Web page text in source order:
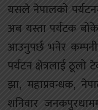
यसले नेपालको
अब यस्ता पर्यटक
आउनुपर्छ भनेर
पर्यटन क्षेत्रलाई ठूलो
झा, महाप्रवन्धक,
शनिवार